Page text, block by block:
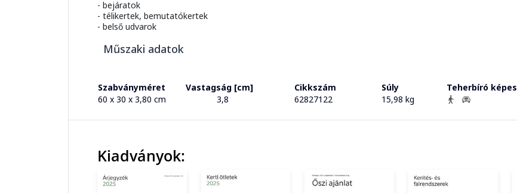
- bejáratok
- télikertek, bemutatókertek
- belső udvarok
Műszaki adatok
Szabványméret Vastagság [cm] Cikkszám Súly
Teherbíró
60 x 30 x 3,80 cm
3,8 62827122 15,98 kg
Kiadványok: